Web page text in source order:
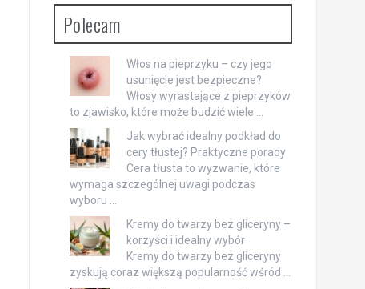
Polecam
Włos na pieprzyku – czy jego
usunięcie jest bezpieczne?
Włosy wyrastające z pieprzyków
to zjawisko, które może budzić wiele …
Jak wybrać idealny podkład do
cery tłustej? Praktyczne porady
Cera tłusta to wyzwanie, które
wymaga szczególnej uwagi podczas
wyboru …
Kremy do twarzy bez gliceryny –
korzyści i idealny wybór
Kremy do twarzy bez gliceryny
zyskują coraz większą popularność wśród …